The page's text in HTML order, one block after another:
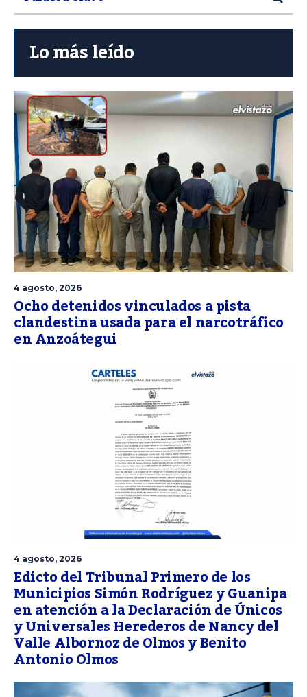
Lo más leído
4 agosto, 2026
Ocho detenidos vinculados a pista
clandestina usada para el narcotráfico
en Anzoátegui
4 agosto, 2026
Edicto del Tribunal Primero de los
Municipios Simón Rodríguez y Guanipa
en atención a la Declaración de Únicos
y Universales Herederos de Nancy del
Valle Albornoz de Olmos y Benito
Antonio Olmos